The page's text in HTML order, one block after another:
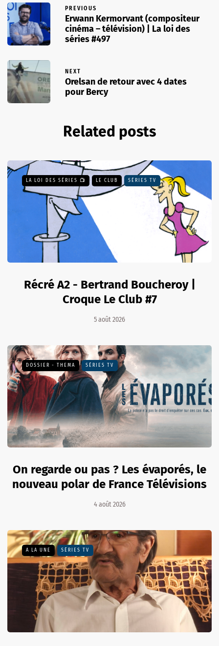
PREVIOUS
Erwann Kermorvant (compositeur
cinéma – télévision) | La loi des
séries #497
NEXT
Orelsan de retour avec 4 dates
pour Bercy
Related posts
LA LOI DES SÉRIES 📺 LE CLUB SÉRIES TV
Récré A2 - Bertrand Boucheroy |
Croque Le Club #7
5 août 2026
DOSSIER - THEMA SÉRIES TV
On regarde ou pas ? Les évaporés, le
nouveau polar de France Télévisions
4 août 2026
A LA UNE SÉRIES TV